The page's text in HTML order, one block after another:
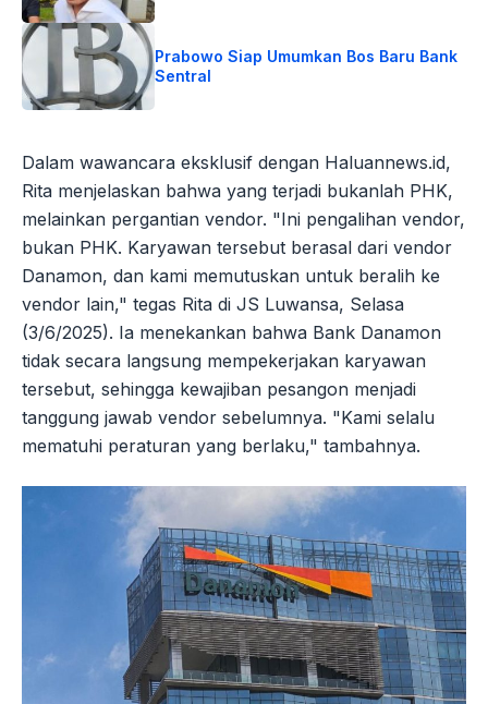
Prabowo Siap Umumkan Bos Baru Bank
Sentral
Dalam wawancara eksklusif dengan Haluannews.id,
Rita menjelaskan bahwa yang terjadi bukanlah PHK,
melainkan pergantian vendor. "Ini pengalihan vendor,
bukan PHK. Karyawan tersebut berasal dari vendor
Danamon, dan kami memutuskan untuk beralih ke
vendor lain," tegas Rita di JS Luwansa, Selasa
(3/6/2025). Ia menekankan bahwa Bank Danamon
tidak secara langsung mempekerjakan karyawan
tersebut, sehingga kewajiban pesangon menjadi
tanggung jawab vendor sebelumnya. "Kami selalu
mematuhi peraturan yang berlaku," tambahnya.